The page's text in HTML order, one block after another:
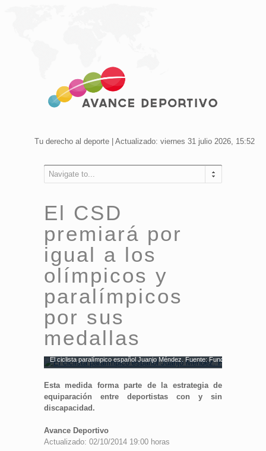
Tu derecho al deporte | Actualizado: viernes 31 julio 2026, 15:52
Navigate to...
El CSD
premiará por
igual a los
olímpicos y
paralímpicos
por sus
medallas
El ciclista paralímpico español Juanjo Méndez. Fuente: Fundación Sanitas
Esta medida forma parte de la estrategia de
equiparación entre deportistas con y sin
discapacidad.
Avance Deportivo
Actualizado: 02/10/2014 19:00 horas